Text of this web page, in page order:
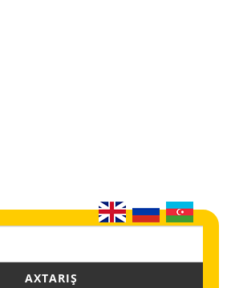
AXTARIŞ